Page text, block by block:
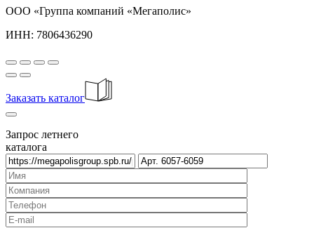
ООО «Группа компаний «Мегаполис»
ИНН: 7806436290
Заказать каталог
Запрос летнего
каталога